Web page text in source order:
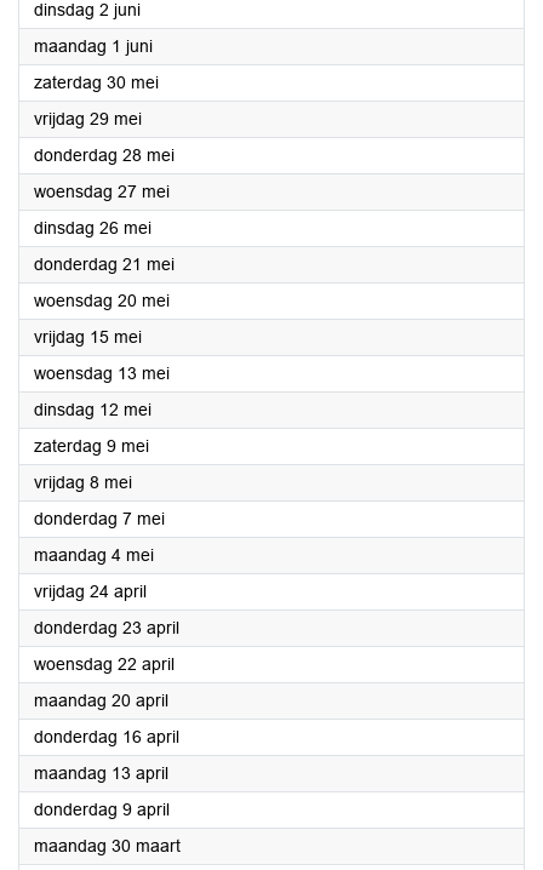
dinsdag 2 juni2026
maandag 1 juni2026
zaterdag 30 mei2026
vrijdag 29 mei2026
donderdag 28 mei2026
woensdag 27 mei2026
dinsdag 26 mei2026
donderdag 21 mei2026
woensdag 20 mei2026
vrijdag 15 mei2026
woensdag 13 mei2026
dinsdag 12 mei2026
zaterdag 9 mei2026
vrijdag 8 mei2026
donderdag 7 mei2026
maandag 4 mei2026
vrijdag 24 april2026
donderdag 23 april2026
woensdag 22 april2026
maandag 20 april2026
donderdag 16 april2026
maandag 13 april2026
donderdag 9 april2026
maandag 30 maart2026